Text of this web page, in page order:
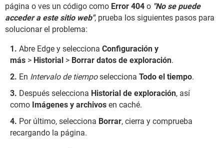
página o ves un código como Error 404 o "No se puede
acceder a este sitio web", prueba los siguientes pasos para
solucionar el problema:
Abre Edge y selecciona Configuración y
más > Historial > Borrar datos de exploración.
En Intervalo de tiempo selecciona Todo el tiempo.
Después selecciona Historial de exploración, así
como Imágenes y archivos en caché.
Por último, selecciona Borrar, cierra y comprueba
recargando la página.